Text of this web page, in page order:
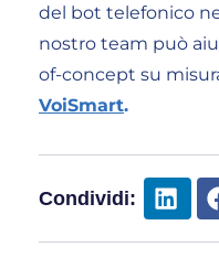
del bot telefonico
nostro team può
of-concept su
VoiSmart.
Condividi: